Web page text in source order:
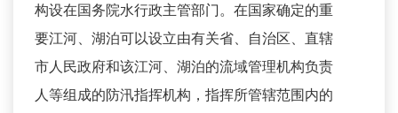
构设在国务院水行政主管部门。在国家确定的重
要江河、湖泊可以设立由有关省、自治区、直辖
市人民政府和该江河、湖泊的流域管理机构负责
人等组成的防汛指挥机构，指挥所管辖范围内的